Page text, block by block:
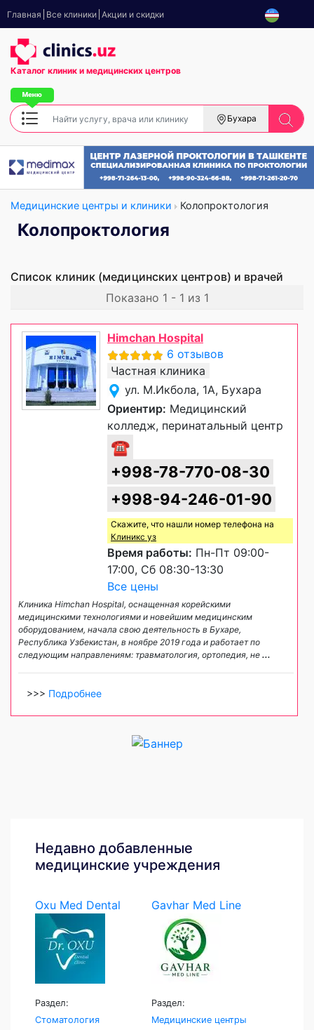
Главная Все клиники Акции и скидки
Каталог клиник и медицинских центров
Бухара
Медицинские центры и клиники Колопроктология
Колопроктология
Список клиник (медицинских центров) и врачей
Показано 1 - 1 из 1
Himchan Hospital
6 отзывов
Частная клиника
ул. М.Икбола, 1А, Бухара
Ориентир: Медицинский
колледж, перинатальный центр
☎
+998-78-770-08-30
+998-94-246-01-90
Скажите, что нашли номер телефона на
Клиникс уз
Время работы: Пн-Пт 09:00-
17:00, Сб 08:30-13:30
Все цены
Клиника Himchan Hospital, оснащенная корейскими
медицинскими технологиями и новейшим медицинским
оборудованием, начала свою деятельность в Бухаре,
Республика Узбекистан, в ноябре 2019 года и работает по
следующим направлениям: травматология, ортопедия, не ...
>>> Подробнее
Недавно добавленные
медицинские учреждения
Oxu Med Dental
Раздел:
Стоматология
Gavhar Med Line
Раздел:
Медицинские центры